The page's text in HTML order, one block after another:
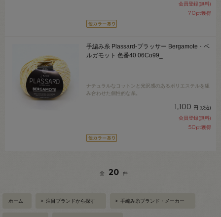
会員登録(無料)
70pt獲得
手編み糸 Plassard-プラッサー Bergamote・ベ
ルガモット 色番40 06Co99_
ナチュラルなコットンと光沢感のあるポリエステルを組
み合わせた個性的な糸。
1,100 円 (税込)
会員登録(無料)
50pt獲得
全 20 件
ホーム > 注目ブランドから探す > 手編み糸ブランド・メーカー